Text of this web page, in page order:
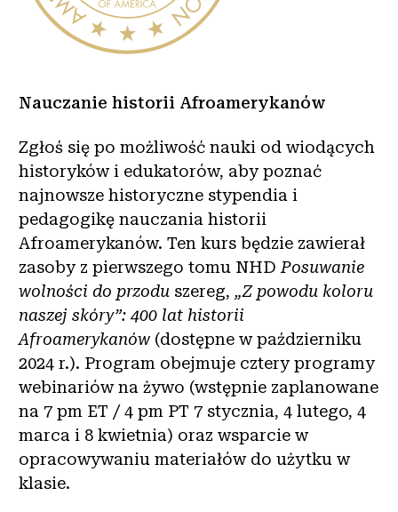
Nauczanie historii Afroamerykanów
Zgłoś się po możliwość nauki od wiodących
historyków i edukatorów, aby poznać
najnowsze historyczne stypendia i
pedagogikę nauczania historii
Afroamerykanów. Ten kurs będzie zawierał
zasoby z pierwszego tomu NHD Posuwanie
wolności do przodu szereg, „Z powodu koloru
naszej skóry”: 400 lat historii
Afroamerykanów (dostępne w październiku
2024 r.). Program obejmuje cztery programy
webinariów na żywo (wstępnie zaplanowane
na 7 pm ET / 4 pm PT 7 stycznia, 4 lutego, 4
marca i 8 kwietnia) oraz wsparcie w
opracowywaniu materiałów do użytku w
klasie.